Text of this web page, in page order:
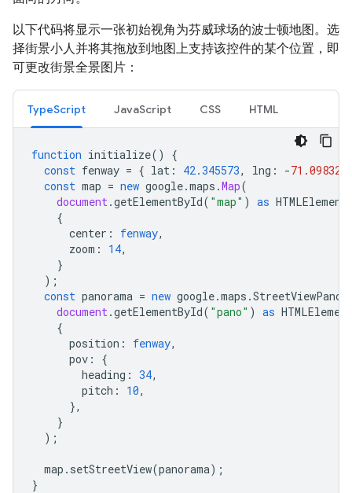
以下代码将显示一张初始视角为芬威球场的波士顿地图。选
择街景小人并将其拖放到地图上支持该控件的某个位置，即
可更改街景全景图片：
TypeScript JavaScript CSS HTML
function initialize()
{
const fenway = { lat : 42.345573, lng : -71.098326
const map = new google.maps .Map(
document.getElementById( "map" ) as HTMLElement
{
center : fenway,
zoom : 14,
}
);
const panorama = new google.maps .
document.getElementById( "pano" ) as HTMLElement
{
position : fenway,
pov :
{
heading : 34,
pitch : 10,
},
}
);
map . setStreetView(panorama);
}